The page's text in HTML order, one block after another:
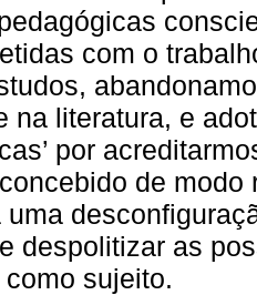
com o
na literatura, e
por
de
uma
despolitizar as
sujeito.